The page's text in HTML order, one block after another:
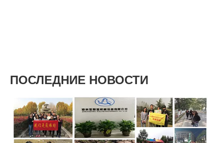
ПОСЛЕДНИЕ НОВОСТИ